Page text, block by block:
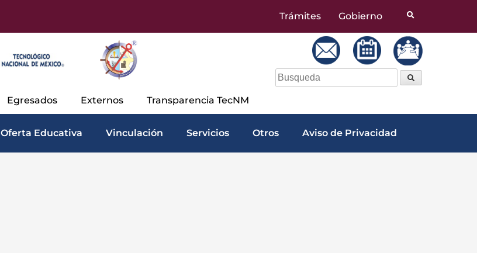
Trámites
Gobierno
Egresados Externos Transparencia TecNM
Oferta Educativa Vinculación Servicios Otros Aviso de Privacidad